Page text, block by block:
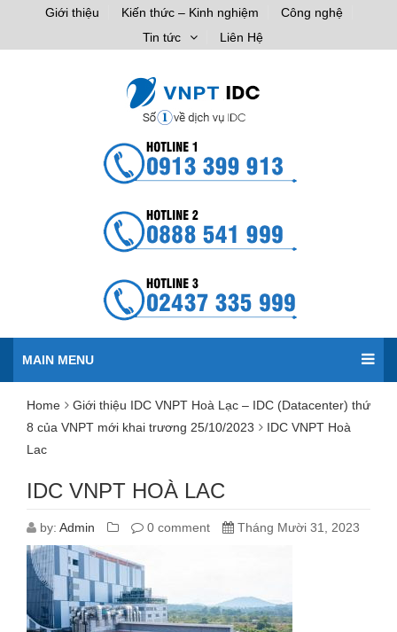
Giới thiệu Kiến thức – Kinh nghiệm
Công nghệ
Tin tức
Liên Hệ
MAIN MENU
Home
Giới thiệu IDC VNPT Hoà Lạc – IDC (Datacenter) thứ
8 của VNPT mới khai trương 25/10/2023
IDC VNPT Hoà
Lac
IDC VNPT HOÀ LAC
by: Admin 0 comment Tháng Mười 31, 2023